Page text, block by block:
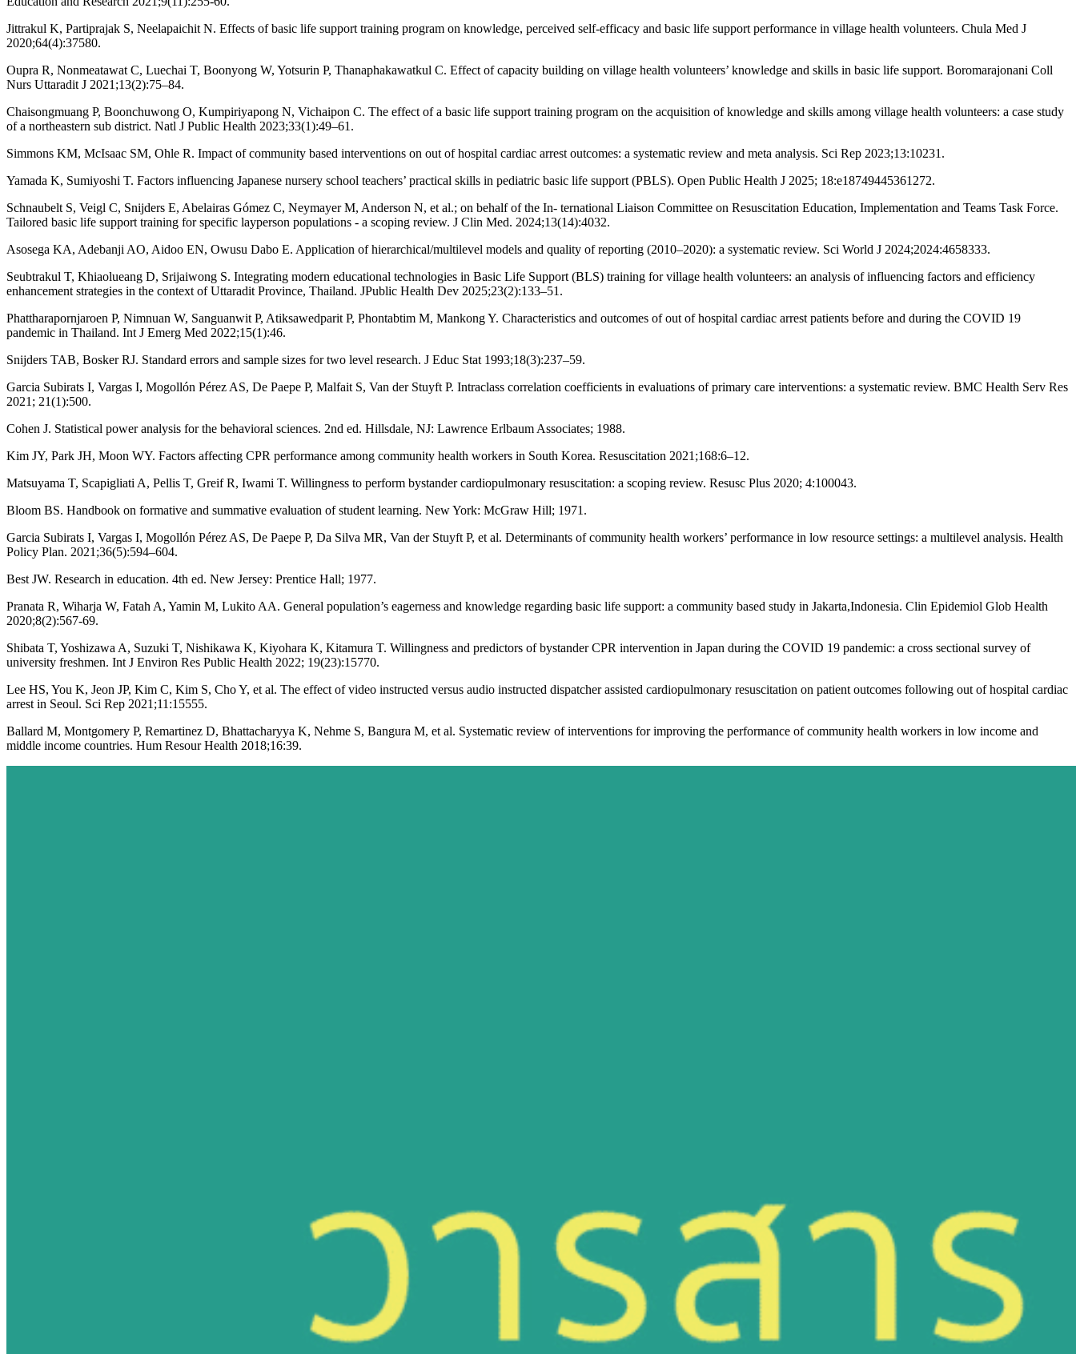
Jittrakul K, Partiprajak S, Neelapaichit N. Effects of basic life support training program on knowledge, perceived self-efficacy and basic life support performance in village health volunteers. Chula Med J
2020;64(4):37580.
Oupra R, Nonmeatawat C, Luechai T, Boonyong W, Yotsurin P, Thanaphakawatkul C. Effect of capacity building on village health volunteers’ knowledge and skills in basic life support. Boromarajonani Coll
Nurs Uttaradit J 2021;13(2):75–84.
Chaisongmuang P, Boonchuwong O, Kumpiriyapong N, Vichaipon C. The effect of a basic life support training program on the acquisition of knowledge and skills among village health volunteers: a case study
of a northeastern sub district. Natl J Public Health 2023;33(1):49–61.
Simmons KM, McIsaac SM, Ohle R. Impact of community based interventions on out of hospital cardiac arrest outcomes: a systematic review and meta analysis. Sci Rep 2023;13:10231.
Yamada K, Sumiyoshi T. Factors influencing Japanese nursery school teachers’ practical skills in pediatric basic life support (PBLS). Open Public Health J 2025; 18:e18749445361272.
Schnaubelt S, Veigl C, Snijders E, Abelairas Gómez C, Neymayer M, Anderson N, et al.; on behalf of the In- ternational Liaison Committee on Resuscitation Education, Implementation and Teams Task Force.
Tailored basic life support training for specific layperson populations - a scoping review. J Clin Med. 2024;13(14):4032.
Asosega KA, Adebanji AO, Aidoo EN, Owusu Dabo E. Application of hierarchical/multilevel models and quality of reporting (2010–2020): a systematic review. Sci World J 2024;2024:4658333.
Seubtrakul T, Khiaolueang D, Srijaiwong S. Integrating modern educational technologies in Basic Life Support (BLS) training for village health volunteers: an analysis of influencing factors and efficiency
enhancement strategies in the context of Uttaradit Province, Thailand. JPublic Health Dev 2025;23(2):133–51.
Phattharapornjaroen P, Nimnuan W, Sanguanwit P, Atiksawedparit P, Phontabtim M, Mankong Y. Characteristics and outcomes of out of hospital cardiac arrest patients before and during the COVID 19
pandemic in Thailand. Int J Emerg Med 2022;15(1):46.
Snijders TAB, Bosker RJ. Standard errors and sample sizes for two level research. J Educ Stat 1993;18(3):237–59.
Garcia Subirats I, Vargas I, Mogollón Pérez AS, De Paepe P, Malfait S, Van der Stuyft P. Intraclass correlation coefficients in evaluations of primary care interventions: a systematic review. BMC Health Serv Res
2021; 21(1):500.
Cohen J. Statistical power analysis for the behavioral sciences. 2nd ed. Hillsdale, NJ: Lawrence Erlbaum Associates; 1988.
Kim JY, Park JH, Moon WY. Factors affecting CPR performance among community health workers in South Korea. Resuscitation 2021;168:6–12.
Matsuyama T, Scapigliati A, Pellis T, Greif R, Iwami T. Willingness to perform bystander cardiopulmonary resuscitation: a scoping review. Resusc Plus 2020; 4:100043.
Bloom BS. Handbook on formative and summative evaluation of student learning. New York: McGraw Hill; 1971.
Garcia Subirats I, Vargas I, Mogollón Pérez AS, De Paepe P, Da Silva MR, Van der Stuyft P, et al. Determinants of community health workers’ performance in low resource settings: a multilevel analysis. Health
Policy Plan. 2021;36(5):594–604.
Best JW. Research in education. 4th ed. New Jersey: Prentice Hall; 1977.
Pranata R, Wiharja W, Fatah A, Yamin M, Lukito AA. General population’s eagerness and knowledge regarding basic life support: a community based study in Jakarta,Indonesia. Clin Epidemiol Glob Health
2020;8(2):567-69.
Shibata T, Yoshizawa A, Suzuki T, Nishikawa K, Kiyohara K, Kitamura T. Willingness and predictors of bystander CPR intervention in Japan during the COVID 19 pandemic: a cross sectional survey of
university freshmen. Int J Environ Res Public Health 2022; 19(23):15770.
Lee HS, You K, Jeon JP, Kim C, Kim S, Cho Y, et al. The effect of video instructed versus audio instructed dispatcher assisted cardiopulmonary resuscitation on patient outcomes following out of hospital cardiac
arrest in Seoul. Sci Rep 2021;11:15555.
Ballard M, Montgomery P, Remartinez D, Bhattacharyya K, Nehme S, Bangura M, et al. Systematic review of interventions for improving the performance of community health workers in low income and
middle income countries. Hum Resour Health 2018;16:39.